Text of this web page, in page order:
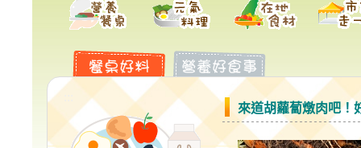
來道胡蘿蔔燉肉吧！